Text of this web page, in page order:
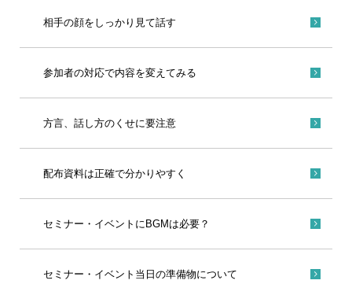
相手の顔をしっかり見て話す
参加者の対応で内容を変えてみる
方言、話し方のくせに要注意
配布資料は正確で分かりやすく
セミナー・イベントにBGMは必要？
セミナー・イベント当日の準備物について